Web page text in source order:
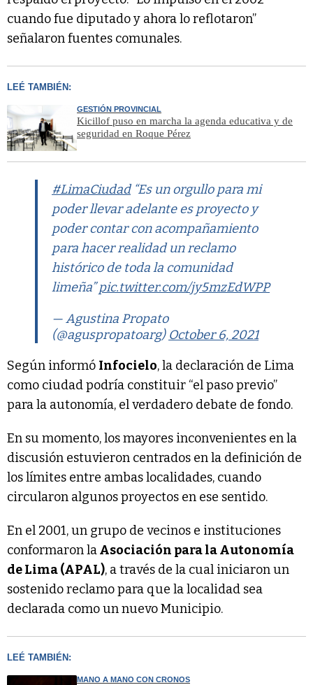
cuando fue diputado y ahora lo reflotaron”
señalaron fuentes comunales.
LEÉ TAMBIÉN:
GESTIÓN PROVINCIAL
Kicillof puso en marcha la agenda educativa y de
seguridad en Roque Pérez
#LimaCiudad“Es un orgullo para mi
poder llevar adelante es proyecto y
poder contar con acompañamiento
para hacer realidad un reclamo
histórico de toda la comunidad
limeña”pic.twitter.com/jy5mzEdWPP
— Agustina Propato
(@aguspropatoarg) October 6, 2021
Según informó Infocielo, la declaración de Lima
como ciudad podría constituir “el paso previo”
para la autonomía, el verdadero debate de fondo.
En su momento, los mayores inconvenientes en la
discusión estuvieron centrados en la definición de
los límites entre ambas localidades, cuando
circularon algunos proyectos en ese sentido.
En el 2001, un grupo de vecinos e instituciones
conformaron laAsociación para la Autonomía
de Lima (APAL), a través de la cual iniciaron un
sostenido reclamo para que la localidad sea
declarada como un nuevo Municipio.
LEÉ TAMBIÉN:
MANO A MANO CON CRONOS